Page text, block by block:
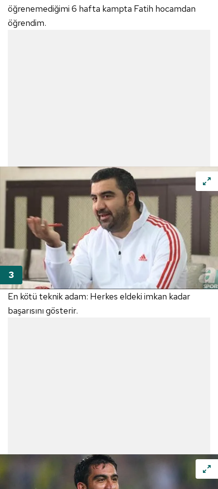
öğrenemediğimi 6 hafta kampta Fatih hocamdan
öğrendim.
En kötü teknik adam: Herkes eldeki imkan kadar
başarısını gösterir.